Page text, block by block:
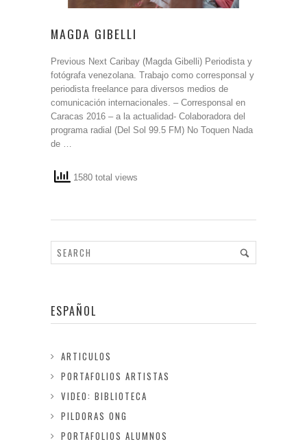
MAGDA GIBELLI
Previous Next Caribay (Magda Gibelli) Periodista y
fotógrafa venezolana. Trabajo como corresponsal y
periodista freelance para diversos medios de
comunicación internacionales. – Corresponsal en
Caracas 2016 – a la actualidad- Colaboradora del
programa radial (Del Sol 99.5 FM) No Toquen Nada
de …
1580 total views
ESPAÑOL
ARTICULOS
PORTAFOLIOS ARTISTAS
VIDEO: BIBLIOTECA
PILDORAS ONG
PORTAFOLIOS ALUMNOS